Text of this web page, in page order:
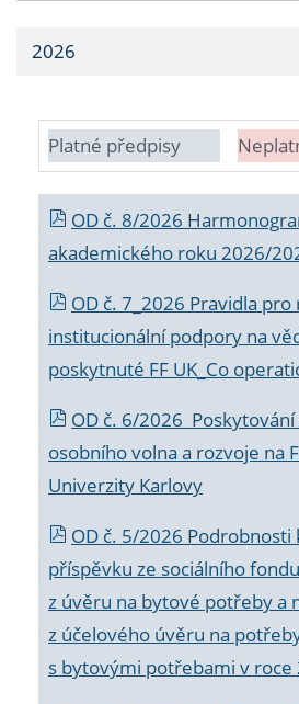
2026
Platné předpisy
OD č. 8/2026
akademického roku 2026/
OD č. 7_2026 Pravidla
institucionální podpory na
poskytnuté FF UK_Co
OD č. 6/2026
osobního volna a rozvoje na
Univerzity Karlovy
OD č. 5/2026 Podrobnosti
příspěvku ze sociálního
z úvěru na bytové potřeby a
z účelového úvěru na
s bytovými potřebami v roce